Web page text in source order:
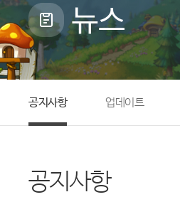
메이플 알림판
with maple
뉴스
공지사항 업데이트
공지사항